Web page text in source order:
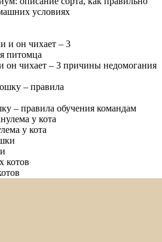
условиях
он чихает – 3 причины недомогания
– правила обучения командам
у кота